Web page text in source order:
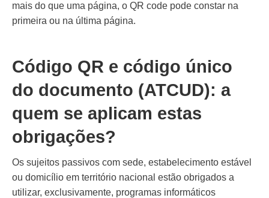
mais do que uma página, o QR code pode constar na
primeira ou na última página.
Código QR e código único
do documento (ATCUD): a
quem se aplicam estas
obrigações?
Os sujeitos passivos com sede, estabelecimento estável
ou domicílio em território nacional estão obrigados a
utilizar, exclusivamente, programas informáticos